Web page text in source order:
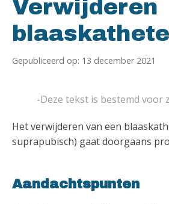
Verwijderen
Gepubliceerd op: 13 december 2021
-Deze tekst is bestemd voor
Het verwijderen van een
suprapubisch) gaat doorgaans
Aandachtspunten